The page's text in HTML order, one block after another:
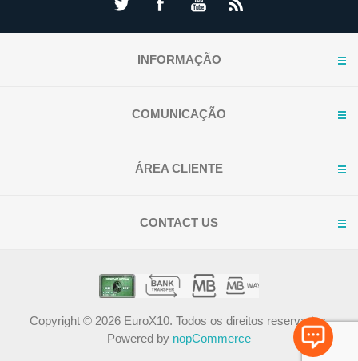
INFORMAÇÃO
COMUNICAÇÃO
ÁREA CLIENTE
CONTACT US
Copyright © 2026 EuroX10. Todos os direitos reservados.
Powered by nopCommerce